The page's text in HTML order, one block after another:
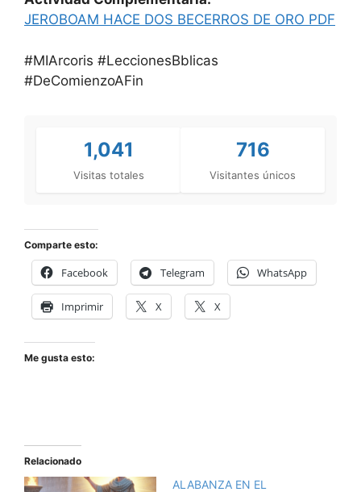
JEROBOAM HACE DOS BECERROS DE ORO PDF
#MIArcoris #LeccionesBblicas
#DeComienzoAFin
1,041
Visitas totales
716
Visitantes únicos
Comparte esto:
Facebook Telegram WhatsApp
Imprimir X X
Me gusta esto:
Relacionado
ALABANZA EN EL